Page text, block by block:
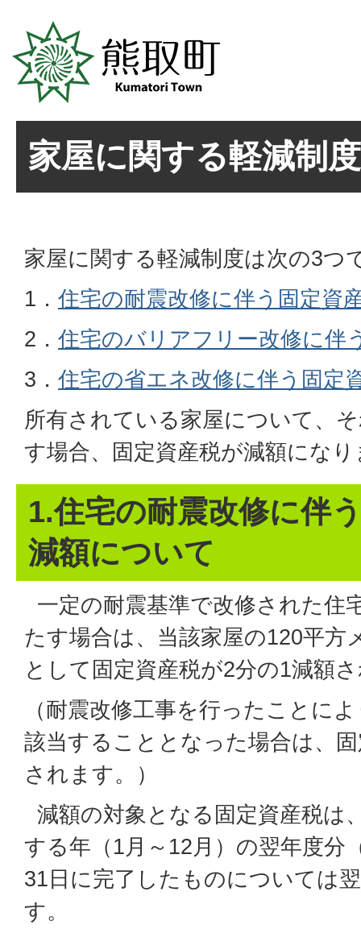
家屋に関する軽減制
家屋に関する軽減制度は次の3つ
1． 住宅の耐震改修に伴う固定資
2． 住宅のバリアフリー改修に伴
3． 住宅の省エネ改修に伴う固定
所有されている家屋について、
す場合、固定資産税が減額にな
1.住宅の耐震改修に伴
減額について
一定の耐震基準で改修された住
たす場合は、当該家屋の120平方
として固定資産税が2分の1減額
（耐震改修工事を行ったことに
該当することとなった場合は、
されます。）
減額の対象となる固定資産税は
する年（1月～12月）の翌年度分
31日に完了したものについては
す。